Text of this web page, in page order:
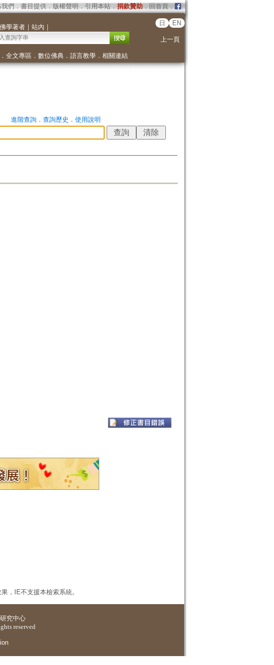
們 ． 書目提供． 版權聲明 ． 引用本站． 捐款贊助．回首頁．
佛學著者｜ 站內 ｜
日 EN
上一頁
全文專區 ． 數位佛典． 語言教學． 相關連結
進階查詢． 查詢歷史 ． 使用說明
，IE不支援本檢索系統。
究中心
reserved